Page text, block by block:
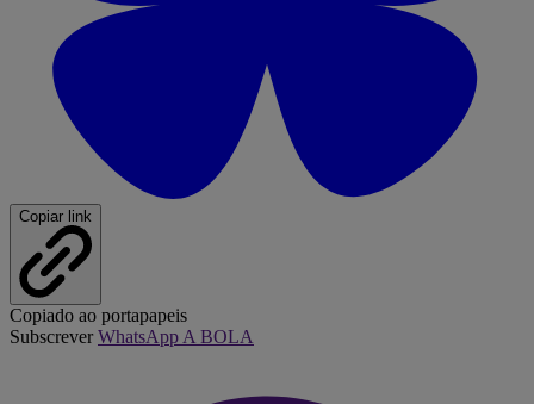
Copiar link
Copiado ao portapapeis
SubscreverWhatsApp A BOLA